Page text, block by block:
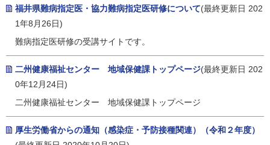
福井県難病指定医・協力難病指定医研修について(最終更新日 202
1年8月26日)
難病指定医研修の受講サイトです。
二州健康福祉センター 地域保健課トップページ(最終更新日 202
0年12月24日)
二州健康福祉センター 地域保健課トップページ
厚生労働省からの通知（感染症・予防接種関連）（令和２年度）